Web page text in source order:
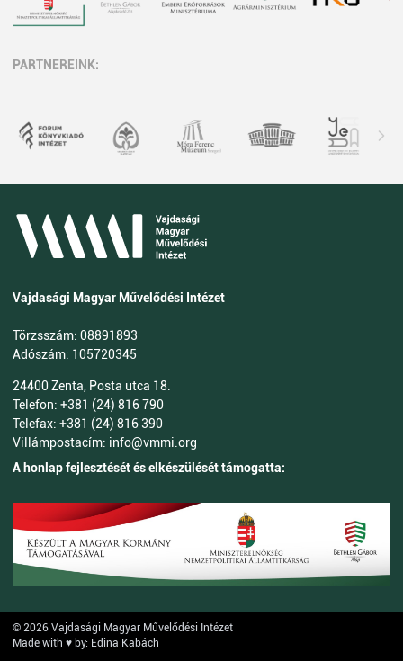
PARTNEREINK:
Vajdasági Magyar Művelődési Intézet
Törzsszám: 08891893
Adószám: 105720345
24400 Zenta, Posta utca 18.
Telefon: +381 (24) 816 790
Telefax: +381 (24) 816 390
Villámpostacím: info@vmmi.org
A honlap fejlesztését és elkészülését támogatta:
© 2026 Vajdasági Magyar Művelődési Intézet
Made with ♥ by: Edina Kabách